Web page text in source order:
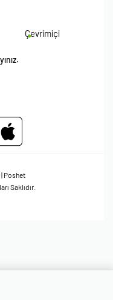
Çevrimiçi
| Poshet
Saklıdır.